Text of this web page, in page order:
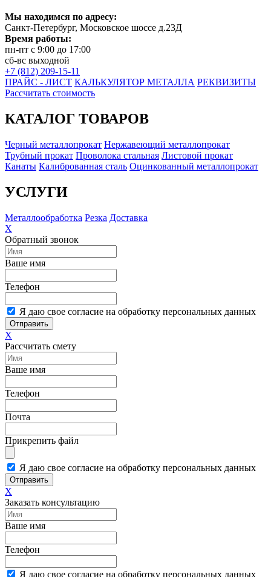
Мы находимся по адресу:
Санкт-Петербург, Московское шоссе д.23Д
Время работы:
пн-пт с 9:00 до 17:00
сб-вс выходной
+7 (812) 209-15-11
ПРАЙС - ЛИСТ КАЛЬКУЛЯТОР МЕТАЛЛА РЕКВИЗИТЫ
Рассчитать стоимость
КАТАЛОГ ТОВАРОВ
Черный металлопрокат Нержавеющий металлопрокат
Трубный прокат Проволока стальная Листовой прокат
Канаты Калиброванная сталь Оцинкованный металлопрокат
УСЛУГИ
Металлообработка Резка Доставка
X
Обратный звонок
Ваше имя
Телефон
Я даю свое согласие на обработку персональных данных
Отправить
X
Рассчитать смету
Ваше имя
Телефон
Почта
Прикрепить файл
Я даю свое согласие на обработку персональных данных
Отправить
X
Заказать консультацию
Ваше имя
Телефон
Я даю свое согласие на обработку персональных данных